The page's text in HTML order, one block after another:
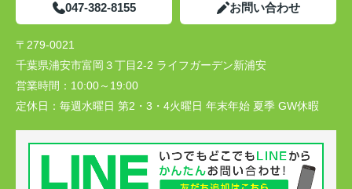
047-382-8155 お問い合わせ
〒279-0021
千葉県浦安市富岡３丁目2-2 ライフガーデン新浦安
営業時間： 10:00～19:00
定休日： 毎週水曜日 第2・3・4火曜日 年末年始 夏季 GW休暇